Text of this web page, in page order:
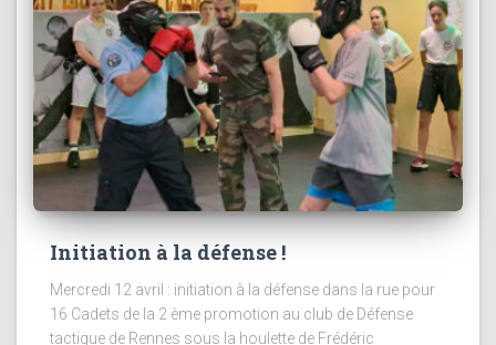
Initiation à la défense !
Mercredi 12 avril : initiation à la défense dans la rue pour
16 Cadets de la 2 ème promotion au club de Défense
tactique de Rennes sous la houlette de Frédéric